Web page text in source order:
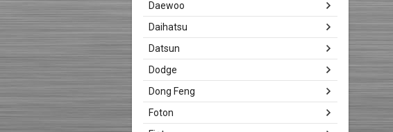
Daewoo
Daihatsu
Datsun
Dodge
Dong Feng
Foton